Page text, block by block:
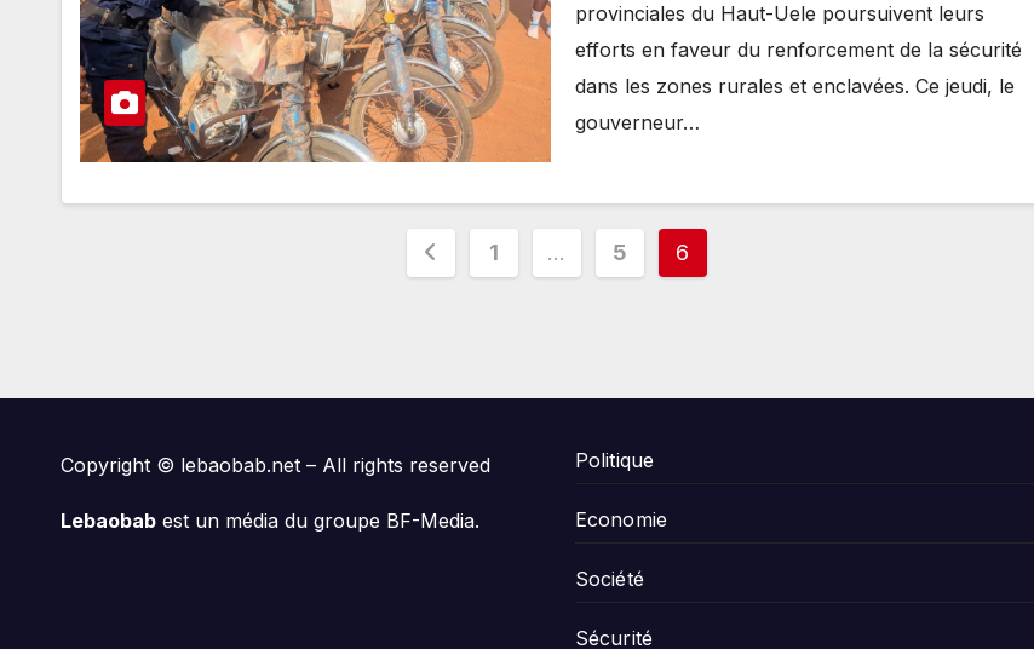
provinciales du Haut-Uele poursuivent leurs
efforts en faveur du renforcement de la sécurité
dans les zones rurales et enclavées. Ce jeudi, le
gouverneur…
Pagination
1 … 5 6
Copyright © lebaobab.net – All rights reserved
Lebaobab est un média du groupe BF-Media.
Politique
Economie
Société
Sécurité